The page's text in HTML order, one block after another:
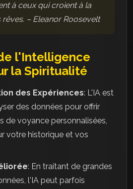
à ceux qui croient à la
– Eleanor Roosevelt
l'Intelligence
la Spiritualité
des Expériences: L'IA est
des données pour offrir
de voyance personnalisées,
votre historique et vos
: En traitant de grandes
l'IA peut parfois